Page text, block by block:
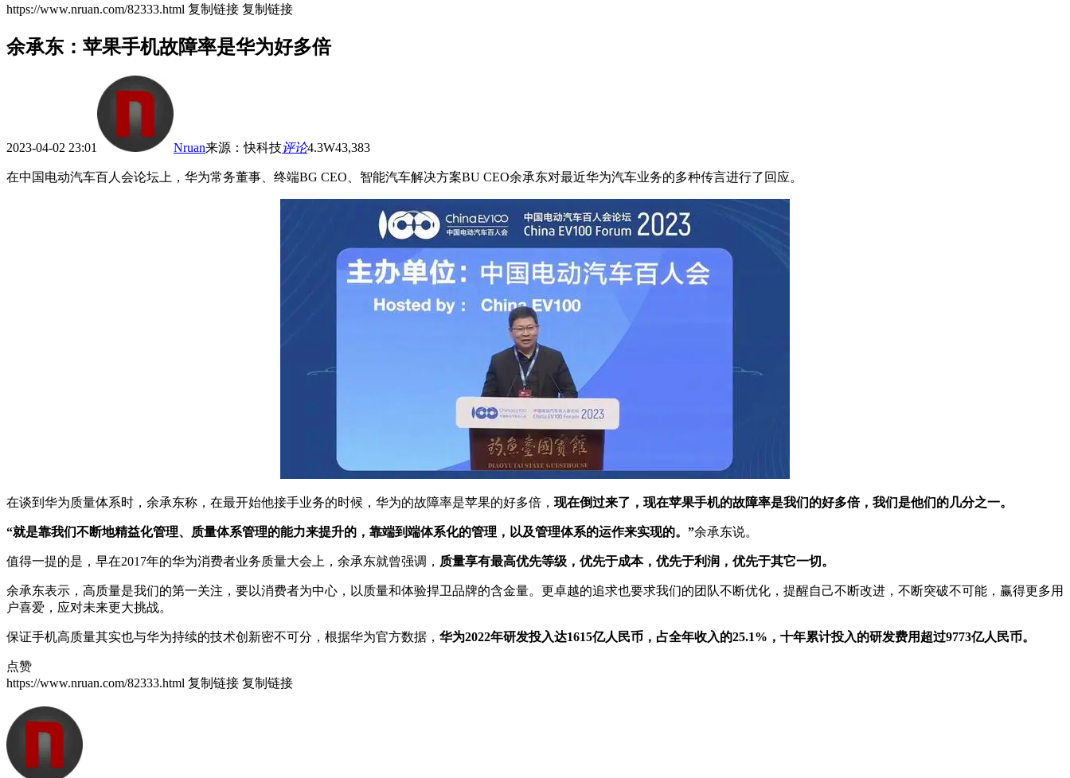
https://www.nruan.com/82333.html 复制链接 复制链接
余承东：苹果手机故障率是华为好多倍
2023-04-02 23:01 Nruan来源 ：快科技评论4.3W43,383
在中国电动汽车百人会论坛上，华为常务董事、终端BG CEO、智能汽车解决方案BU CEO余承东对最近华为汽车业务的多种传言进行了回应。
在谈到华为质量体系时，余承东称，在最开始他接手业务的时候，华为的故障率是苹果的好多倍， 现在倒过来了，现在苹果手机的故障率是我们的好多倍，我们是他们的几分之一。
“就是靠我们不断地精益化管理、质量体系管理的能力来提升的，靠端到端体系化的管理，以及管理体系的运作来实现的。”余承东说。
值得一提的是，早在2017年的华为消费者业务质量大会上，余承东就曾强调， 质量享有最高优先等级，优先于成本，优先于利润，优先于其它一切。
余承东表示，高质量是我们的第一关注，要以消费者为中心，以质量和体验捍卫品牌的含金量。更卓越的追求也要求我们的团队不断优化，提醒自己不断改进，不断突破不可能，赢得更多用
户喜爱，应对未来更大挑战。
保证手机高质量其实也与华为持续的技术创新密不可分，根据华为官方数据， 华为2022年研发投入达1615亿人民币，占全年收入的25.1%，十年累计投入的研发费用超过9773亿人民币。
点赞
https://www.nruan.com/82333.html 复制链接 复制链接